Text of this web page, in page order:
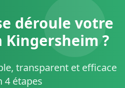
déroule votre
Kingersheim ?
transparent et efficace
4 étapes